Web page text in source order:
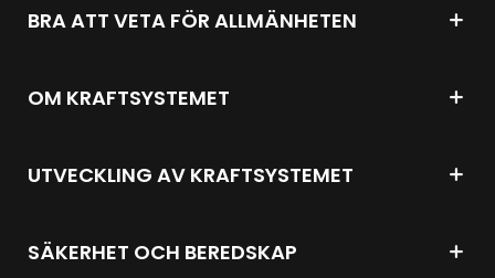
BRA ATT VETA FÖR ALLMÄNHETEN
OM KRAFTSYSTEMET
UTVECKLING AV KRAFTSYSTEMET
SÄKERHET OCH BEREDSKAP